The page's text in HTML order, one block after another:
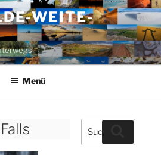
WEITE-
Menü
Suche
nach: